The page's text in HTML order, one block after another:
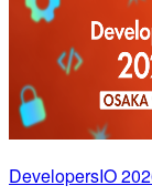
DevelopersIO